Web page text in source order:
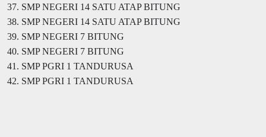
37. SMP NEGERI 14 SATU ATAP BITUNG
38. SMP NEGERI 14 SATU ATAP BITUNG
39. SMP NEGERI 7 BITUNG
40. SMP NEGERI 7 BITUNG
41. SMP PGRI 1 TANDURUSA
42. SMP PGRI 1 TANDURUSA